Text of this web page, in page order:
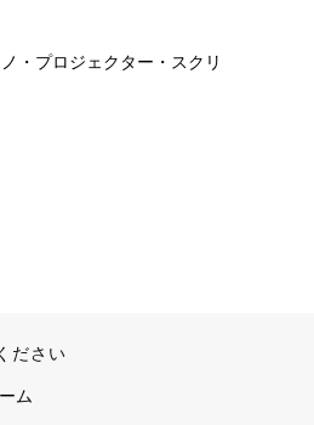
・プロジェクター・スクリ
ださい
ム